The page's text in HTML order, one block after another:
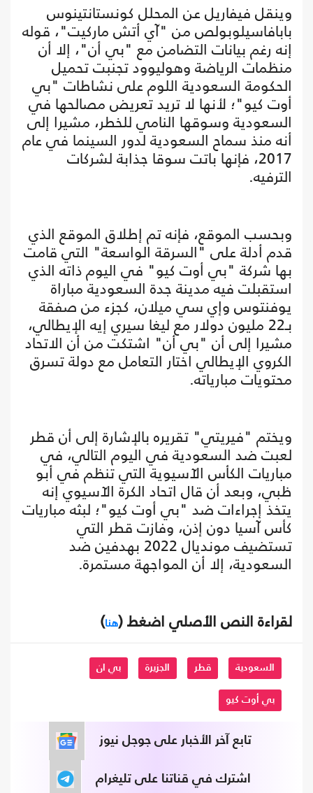
وينقل فيفاريل عن المحلل كونستانتينوس
بابافاسيلوبولص من "آي أتش ماركيت"، قوله
إنه رغم بيانات التضامن مع "بي أن"، إلا أن
منظمات الرياضة وهوليوود تجنبت تحميل
الحكومة السعودية اللوم على نشاطات "بي
أوت كيو"؛ لأنها لا تريد تعريض مصالحها في
السعودية وسوقها النامي للخطر، مشيرا إلى
أنه منذ سماح السعودية لدور السينما في عام
2017، فإنها باتت سوقا جذابة لشركات
الترفيه.
وبحسب الموقع، فإنه تم إطلاق الموقع الذي
قدم أدلة على "السرقة الواسعة" التي قامت
بها شركة "بي أوت كيو" في اليوم ذاته الذي
استقبلت فيه مدينة جدة السعودية مباراة
يوفنتوس وإي سي ميلان، كجزء من صفقة
بـ22 مليون دولار مع ليغا سيري إيه الإيطالي،
مشيرا إلى أن "بي أن" اشتكت من أن الاتحاد
الكروي الإيطالي اختار التعامل مع دولة تسرق
محتويات مبارياته.
ويختم "فيريتي" تقريره بالإشارة إلى أن قطر
لعبت ضد السعودية في اليوم التالي، في
مباريات الكأس الآسيوية التي تنظم في أبو
ظبي، وبعد أن قال اتحاد الكرة الآسيوي إنه
يتخذ إجراءات ضد "بي أوت كيو"؛ لبثه مباريات
كأس آسيا دون إذن، وفازت قطر التي
تستضيف مونديال 2022 بهدفين ضد
السعودية، إلا أن المواجهة مستمرة.
لقراءة النص الأصلي اضغط (هنا)
السعودية قطر الجزيرة بي ان
بي أوت كيو
تابع آخر الأخبار على جوجل نيوز
اشترك في قناتنا على تليغرام